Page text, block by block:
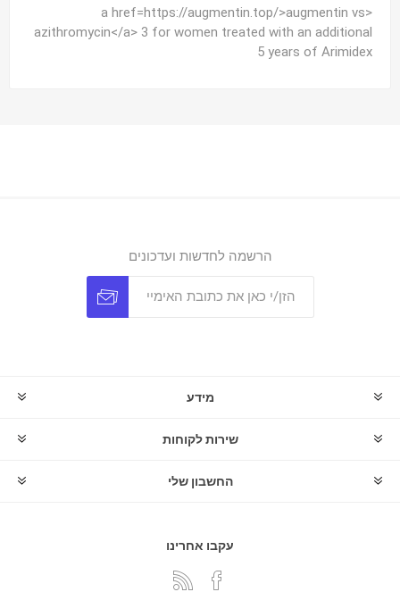
<a href=https://augmentin.top/>augmentin vs
azithromycin</a> 3 for women treated with an additional
5 years of Arimidex
הרשמה לחדשות ועדכונים
מידע
שירות לקוחות
החשבון שלי
עקבו אחרינו